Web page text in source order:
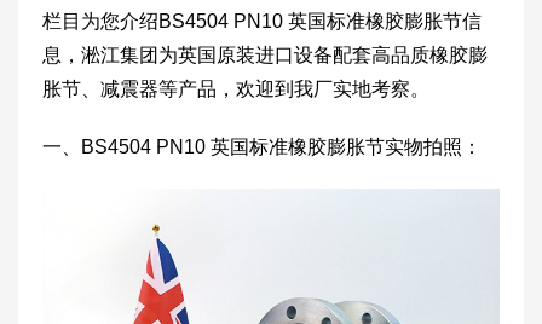
栏目为您介绍BS4504 PN10 英国标准橡胶膨胀节信
息，淞江集团为英国原装进口设备配套高品质橡胶膨
胀节、减震器等产品，欢迎到我厂实地考察。
一、BS4504 PN10 英国标准橡胶膨胀节实物拍照：